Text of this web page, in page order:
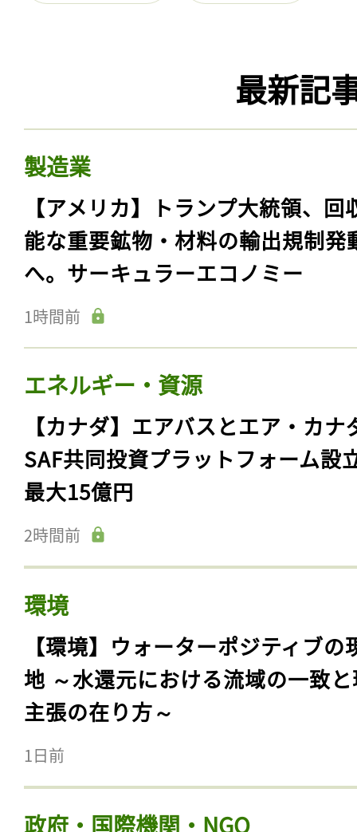
最新記
製造業
【アメリカ】トランプ大統領、回
能な重要鉱物・材料の輸出規制発
へ。サーキュラーエコノミー
1時間前
エネルギー・資源
【カナダ】エアバスとエア・カナ
SAF共同投資プラットフォーム設
最大15億円
2時間前
環境
【環境】ウォーターポジティブの
地 ～水還元における流域の一致
主張の在り方～
1日前
政府・国際機関・NGO